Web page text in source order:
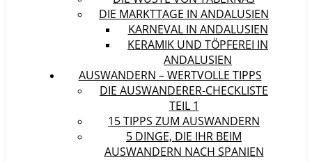
DIE MARKTTAGE IN ANDALUSIEN
KARNEVAL IN ANDALUSIEN
KERAMIK UND TÖPFEREI IN
ANDALUSIEN
AUSWANDERN – WERTVOLLE TIPPS
DIE AUSWANDERER-CHECKLISTE
TEIL 1
15 TIPPS ZUM AUSWANDERN
5 DINGE, DIE IHR BEIM
AUSWANDERN NACH SPANIEN